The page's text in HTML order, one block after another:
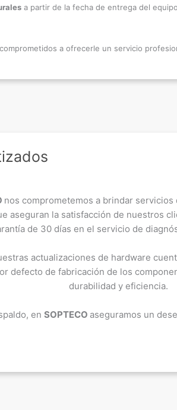
a partir de la fecha de entrega del
a ofrecerle un servicio
nos comprometemos a brindar
aseguran la satisfacción de nuestros
de 30 días en el servicio de
actualizaciones de hardware
defecto de fabricación de los
durabilidad y eficiencia.
en SOPTECO aseguramos un